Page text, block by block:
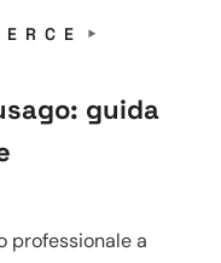
guida
professionale a